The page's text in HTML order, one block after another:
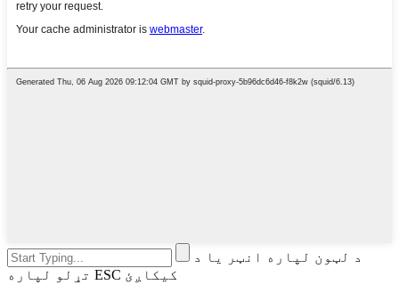
د لټون لپاره انټر یا د
تړلو لپاره ESC کیکاږئ